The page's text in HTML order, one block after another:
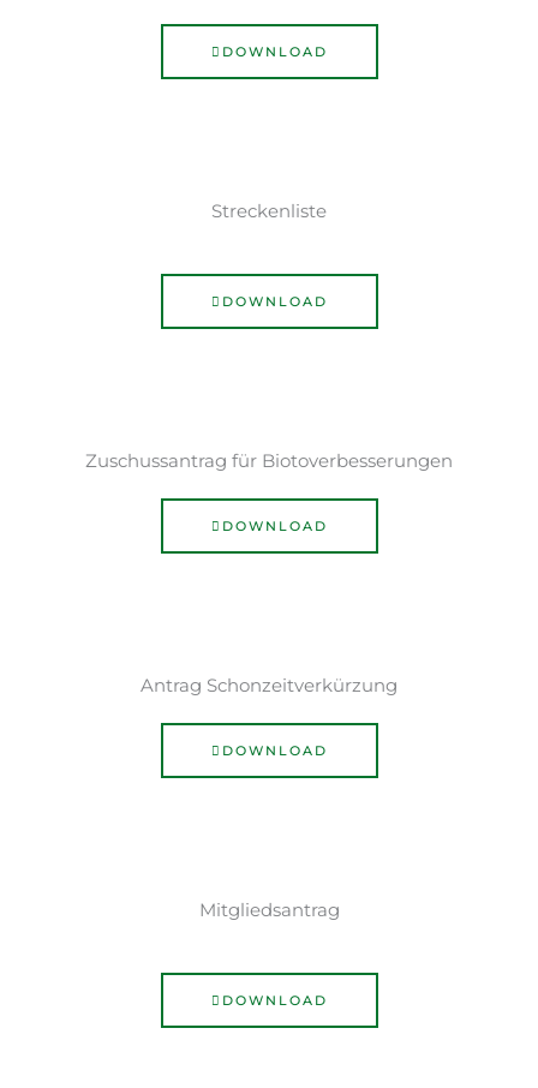
DOWNLOAD
Streckenliste
DOWNLOAD
Zuschussantrag für Biotoverbesserungen
DOWNLOAD
Antrag Schonzeitverkürzung
DOWNLOAD
Mitgliedsantrag
DOWNLOAD